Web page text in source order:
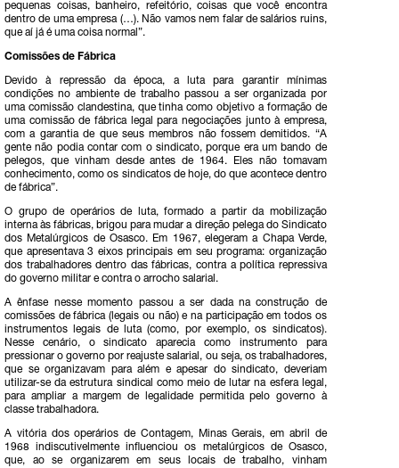
pequenas coisas, banheiro, refeitório, coisas que você encontra
dentro de uma empresa (…). Não vamos nem falar de salários ruins,
que aí já é uma coisa normal”.
Comissões de Fábrica
Devido à repressão da época, a luta para garantir mínimas
condições no ambiente de trabalho passou a ser organizada por
uma comissão clandestina, que tinha como objetivo a formação de
uma comissão de fábrica legal para negociações junto à empresa,
com a garantia de que seus membros não fossem demitidos. “A
gente não podia contar com o sindicato, porque era um bando de
pelegos, que vinham desde antes de 1964. Eles não tomavam
conhecimento, como os sindicatos de hoje, do que acontece dentro
de fábrica”.
O grupo de operários de luta, formado a partir da mobilização
interna às fábricas, brigou para mudar a direção pelega do Sindicato
dos Metalúrgicos de Osasco. Em 1967, elegeram a Chapa Verde,
que apresentava 3 eixos principais em seu programa: organização
dos trabalhadores dentro das fábricas, contra a política repressiva
do governo militar e contra o arrocho salarial.
A ênfase nesse momento passou a ser dada na construção de
comissões de fábrica (legais ou não) e na participação em todos os
instrumentos legais de luta (como, por exemplo, os sindicatos).
Nesse cenário, o sindicato aparecia como instrumento para
pressionar o governo por reajuste salarial, ou seja, os trabalhadores,
que se organizavam para além e apesar do sindicato, deveriam
utilizar-se da estrutura sindical como meio de lutar na esfera legal,
para ampliar a margem de legalidade permitida pelo governo à
classe trabalhadora.
A vitória dos operários de Contagem, Minas Gerais, em abril de
1968 indiscutivelmente influenciou os metalúrgicos de Osasco,
que, ao se organizarem em seus locais de trabalho, vinham